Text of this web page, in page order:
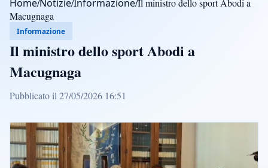
HomeNotizieInformazione
Macugnaga
Informazione
Il ministro dello sport Abodi a
Macugnaga
Pubblicato il 27/05/2026 16:51